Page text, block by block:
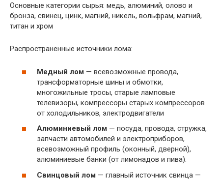
Основные категории сырья: медь, алюминий, олово и
бронза, свинец, цинк, магний, никель, вольфрам, магний,
титан и хром
Распространенные источники лома:
Медный лом — всевозможные провода,
трансформаторные шины и обмотки,
многожильные тросы, старые ламповые
телевизоры, компрессоры старых компрессоров
от холодильников, электродвигатели
Алюминиевый лом — посуда, провода, стружка,
запчасти автомобилей и электроприборов,
всевозможный профиль (оконный, дверной),
алюминиевые банки (от лимонадов и пива).
Свинцовый лом — главный источник свинца —